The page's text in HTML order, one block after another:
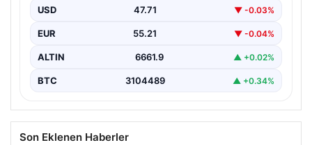
Ambulansla Hastaneye Sevk Edildi", "content":
"Türkiye…
USD 47.71 ▼ -0.03%
EUR 55.21 ▼ -0.04%
ALTIN 6661.9 ▲ +0.02%
BTC 3104489 ▲ +0.34%
Son Eklenen Haberler